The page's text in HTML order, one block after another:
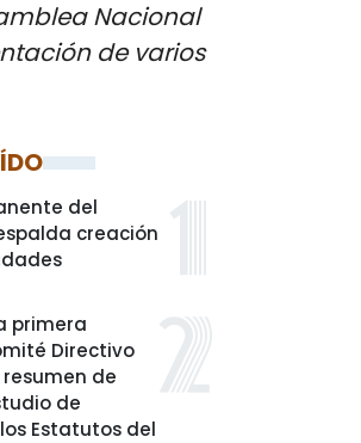
Nacional
de varios
del
creación
primera
Directivo
de
de
Estatutos del